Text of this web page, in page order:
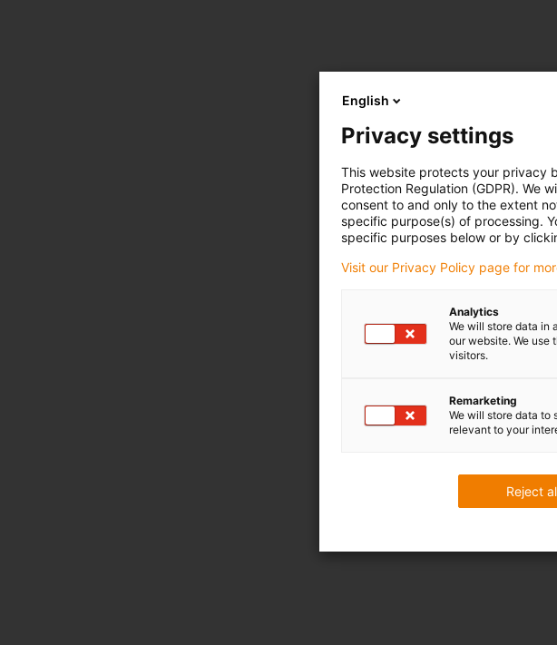
English
Privacy settings
This website protects your privacy
Protection Regulation (GDPR). We
consent to and only to the extent
specific purpose(s) of processing.
specific purposes below or by
Visit our Privacy Policy page for
Analytics
We will store data in
our website. We use
visitors.
Remarketing
We will store data to
relevant to your
Reject